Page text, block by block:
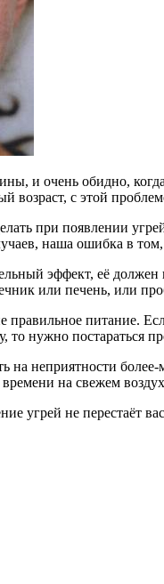
и очень обидно,
возраст, с этой
при появлении
наша ошибка в
эффект, её
или печень, или
правильное питание.
то нужно постараться
на неприятности
на свежем
угрей не перестаёт